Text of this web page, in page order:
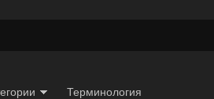
Терминология